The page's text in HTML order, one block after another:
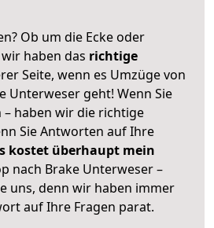
Ob um die Ecke oder
haben das richtige
Seite, wenn es Umzüge von
Unterweser geht! Wenn Sie
haben wir die richtige
Sie Antworten auf Ihre
kostet überhaupt mein
nach Brake Unterweser –
uns, denn wir haben immer
auf Ihre Fragen parat.